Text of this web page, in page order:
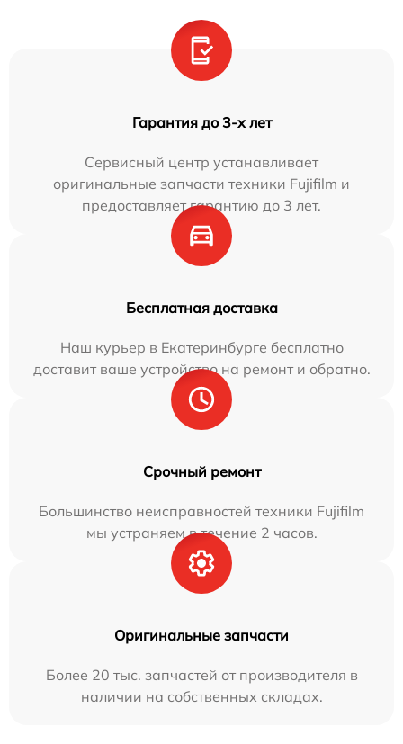
Гарантия до 3-х лет
Сервисный центр устанавливает
оригинальные запчасти техники Fujifilm и
предоставляет гарантию до 3 лет.
Бесплатная доставка
Наш курьер в Екатеринбурге бесплатно
доставит ваше устройство на ремонт и обратно.
Срочный ремонт
Большинство неисправностей техники Fujifilm
мы устраняем в течение 2 часов.
Оригинальные запчасти
Более 20 тыс. запчастей от производителя в
наличии на собственных складах.